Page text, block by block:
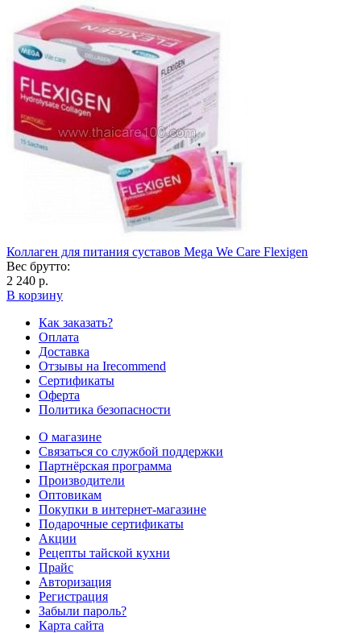
Коллаген для питания суставов Mega We Care Flexigen
Вес брутто:
2 240 р.
В корзину
Как заказать?
Оплата
Доставка
Отзывы на Irecommend
Сертификаты
Оферта
Политика безопасности
О магазине
Связаться со службой поддержки
Партнёрская программа
Производители
Оптовикам
Покупки в интернет-магазине
Подарочные сертификаты
Акции
Рецепты тайской кухни
Прайс
Авторизация
Регистрация
Забыли пароль?
Карта сайта